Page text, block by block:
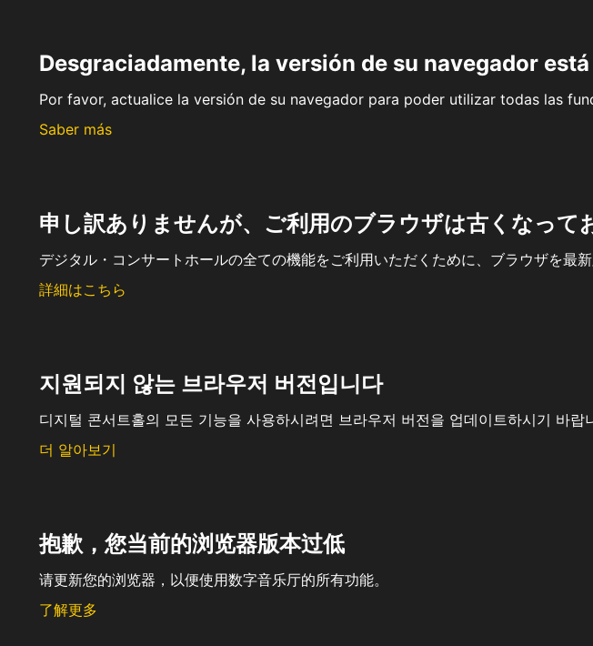
Desgraciadamente, la versión de su navegador
Por favor, actualice la versión de su navegador para poder utilizar todas las
Saber más
申し訳ありませんが、ご利用のブラウザは古くなって
デジタル・コンサートホールの全ての機能をご利用いただくために、ブラウザを最新
詳細はこちら
지원되지 않는 브라우저 버전입니다
디지털 콘서트홀의 모든 기능을 사용하시려면 브라우저 버전을 업데이트하시기 바랍
더 알아보기
抱歉，您当前的浏览器版本过低
请更新您的浏览器，以便使用数字音乐厅的所有功能。
了解更多